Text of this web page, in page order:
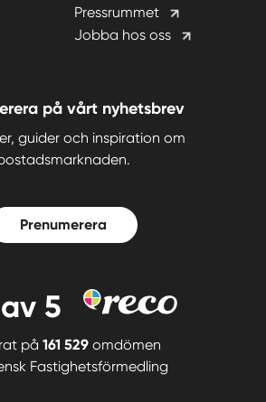
Pressrummet
Jobba hos oss
på vårt nyhetsbrev
guider och inspiration om
Prenumerera
av 5
på 161 529 omdömen
Fastighetsförmedling